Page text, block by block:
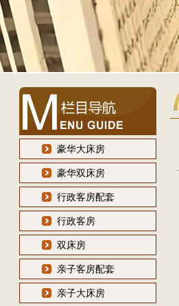
豪华大床房
豪华双床房
行政客房配套
行政客房
双床房
亲子客房配套
亲子大床房